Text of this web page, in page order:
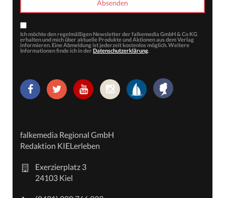
Ich möchte den regelmäßigen Newsletter der falkemedia GmbH & Co KG
erhalten und mich über aktuelle Produkte und Aktionen aus dem Verlag
informieren. Eine Abmeldung ist jederzeit kostenlos möglich. Weitere
Informationen finde ich in der Datenschutzerklärung.
falkemedia Regional GmbH
Redaktion KIELerleben
Exerzierplatz 3
24103 Kiel